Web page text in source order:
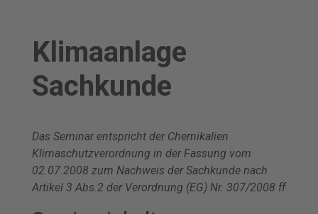
Klimaanlage
Sachkunde
Das Seminar entspricht der Chemikalien
Klimaschutzverordnung in der Fassung vom
02.07.2008 zum Nachweis der Sachkunde nach
Artikel 3 Abs.2 der Verordnung (EG) Nr. 307/2008 ff